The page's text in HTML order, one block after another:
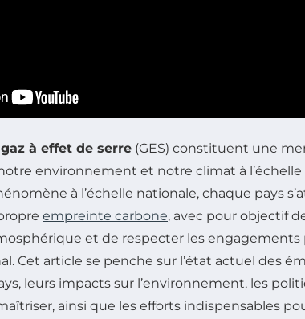
à effet de serre (GES) constituent une
environnement et notre climat à l’échelle
à l’échelle nationale, chaque pays
empreinte carbone, avec pour objectif
et de respecter les engagements
Cet article se penche sur l’état actuel des
leurs impacts sur l’environnement, les
ainsi que les efforts indispensables